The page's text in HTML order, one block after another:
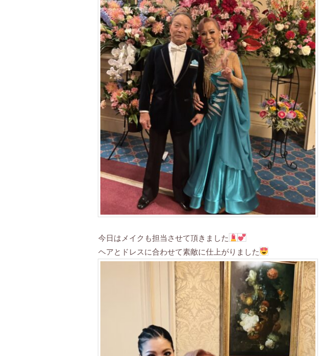
今日はメイクも担当させて頂きました
ヘアとドレスに合わせて素敵に仕上がりました